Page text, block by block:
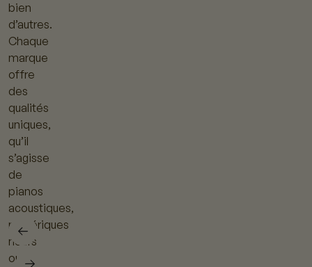
bien
d’autres.
Chaque
marque
offre
des
qualités
uniques,
qu’il
s’agisse
de
pianos
acoustiques,
numériques
neufs
ou